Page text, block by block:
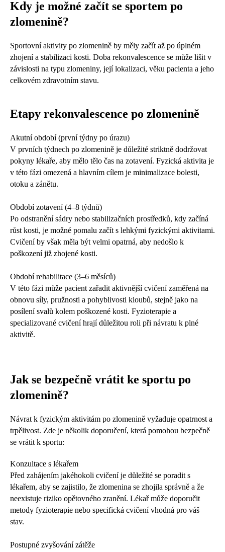
Kdy je možné začít se sportem po
zlomenině?
Sportovní aktivity po zlomenině by měly začít až po úplném
zhojení a stabilizaci kosti. Doba rekonvalescence se může lišit v
závislosti na typu zlomeniny, její lokalizaci, věku pacienta a jeho
celkovém zdravotním stavu.
Etapy rekonvalescence po zlomenině
Akutní období (první týdny po úrazu)
V prvních týdnech po zlomenině je důležité striktně dodržovat
pokyny lékaře, aby mělo tělo čas na zotavení. Fyzická aktivita je
v této fázi omezená a hlavním cílem je minimalizace bolesti,
otoku a zánětu.
Období zotavení (4–8 týdnů)
Po odstranění sádry nebo stabilizačních prostředků, kdy začíná
růst kosti, je možné pomalu začít s lehkými fyzickými aktivitami.
Cvičení by však měla být velmi opatrná, aby nedošlo k
poškození již zhojené kosti.
Období rehabilitace (3–6 měsíců)
V této fázi může pacient zařadit aktivnější cvičení zaměřená na
obnovu síly, pružnosti a pohyblivosti kloubů, stejně jako na
posílení svalů kolem poškozené kosti. Fyzioterapie a
specializované cvičení hrají důležitou roli při návratu k plné
aktivitě.
Jak se bezpečně vrátit ke sportu po
zlomenině?
Návrat k fyzickým aktivitám po zlomenině vyžaduje opatrnost a
trpělivost. Zde je několik doporučení, která pomohou bezpečně
se vrátit k sportu:
Konzultace s lékařem
Před zahájením jakéhokoli cvičení je důležité se poradit s
lékařem, aby se zajistilo, že zlomenina se zhojila správně a že
neexistuje riziko opětovného zranění. Lékař může doporučit
metody fyzioterapie nebo specifická cvičení vhodná pro váš
stav.
Postupné zvyšování zátěže